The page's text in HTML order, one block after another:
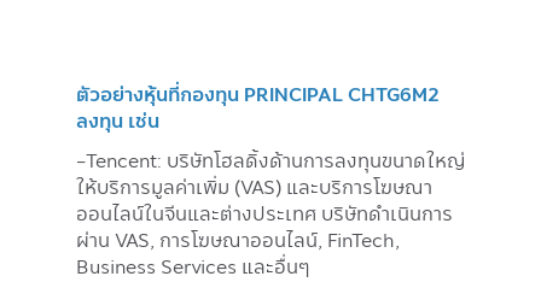
ตัวอย่างหุ้นที่กองทุน PRINCIPAL CHTG6M2
ลงทุน เช่น
-Tencent: บริษัทโฮลดิ้งด้านการลงทุนขนาดใหญ่
ให้บริการมูลค่าเพิ่ม (VAS) และบริการโฆษณา
ออนไลน์ในจีนและต่างประเทศ บริษัทดำเนินการ
ผ่าน VAS, การโฆษณาออนไลน์, FinTech,
Business Services และอื่นๆ